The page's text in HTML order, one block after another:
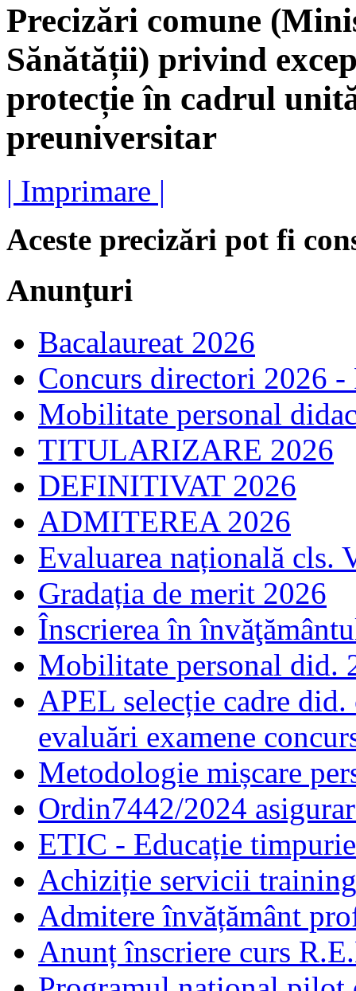
Precizări comune
Sănătății) privind
protecție în cadrul
preuniversitar
| Imprimare |
Aceste precizări pot fi
Anunţuri
Bacalaureat 2026
Concurs directori 2026 -
Mobilitate personal
TITULARIZARE 2026
DEFINITIVAT 2026
ADMITEREA 2026
Evaluarea națională cls.
Gradația de merit 2026
Înscrierea în
Mobilitate personal did.
APEL selecție cadre
evaluări examene
Metodologie mișcare
Ordin7442/2024
ETIC - Educație
Achiziție servicii
Admitere învățământ
Anunț înscriere curs